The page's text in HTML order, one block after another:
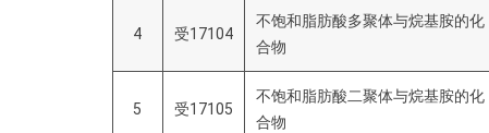
4 受17104
不饱和脂肪酸多聚体与烷基胺的化
合物
5 受17105
不饱和脂肪酸二聚体与烷基胺的化
合物